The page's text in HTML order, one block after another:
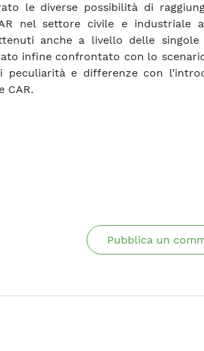
le diverse possibilità di
nel settore civile e industriale
anche a livello delle singole
infine confrontato con lo
peculiarità e differenze con
CAR.
Pubblica un